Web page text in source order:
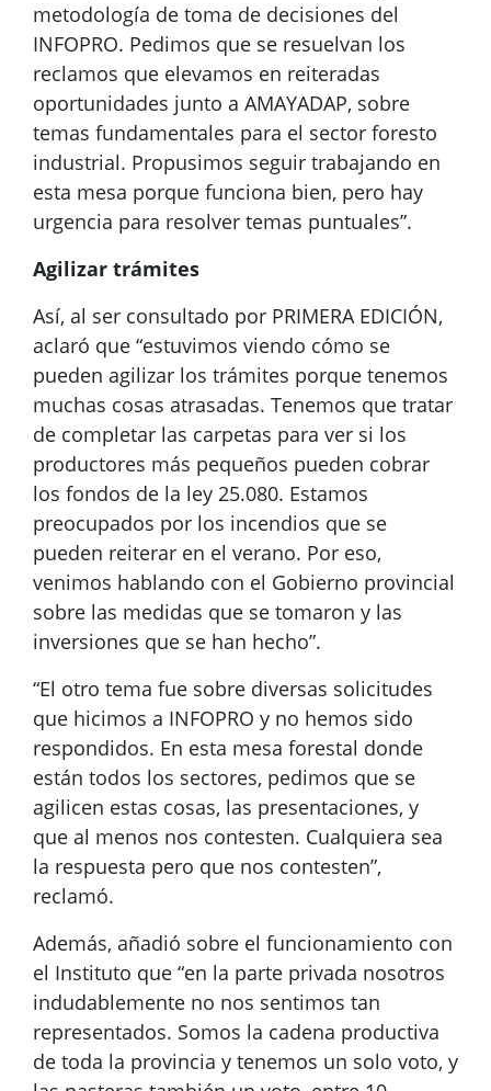
metodología de toma de decisiones del
INFOPRO. Pedimos que se resuelvan los
reclamos que elevamos en reiteradas
oportunidades junto a AMAYADAP, sobre
temas fundamentales para el sector foresto
industrial. Propusimos seguir trabajando en
esta mesa porque funciona bien, pero hay
urgencia para resolver temas puntuales”.
Agilizar trámites
Así, al ser consultado por PRIMERA EDICIÓN,
aclaró que “estuvimos viendo cómo se
pueden agilizar los trámites porque tenemos
muchas cosas atrasadas. Tenemos que tratar
de completar las carpetas para ver si los
productores más pequeños pueden cobrar
los fondos de la ley 25.080. Estamos
preocupados por los incendios que se
pueden reiterar en el verano. Por eso,
venimos hablando con el Gobierno provincial
sobre las medidas que se tomaron y las
inversiones que se han hecho”.
“El otro tema fue sobre diversas solicitudes
que hicimos a INFOPRO y no hemos sido
respondidos. En esta mesa forestal donde
están todos los sectores, pedimos que se
agilicen estas cosas, las presentaciones, y
que al menos nos contesten. Cualquiera sea
la respuesta pero que nos contesten”,
reclamó.
Además, añadió sobre el funcionamiento con
el Instituto que “en la parte privada nosotros
indudablemente no nos sentimos tan
representados. Somos la cadena productiva
de toda la provincia y tenemos un solo voto, y